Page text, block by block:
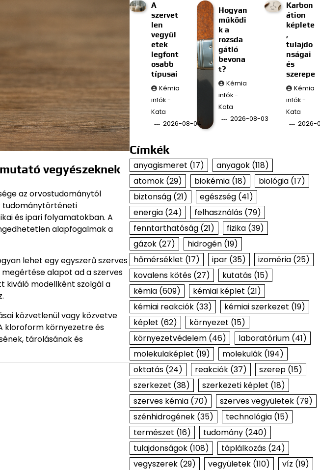
vegyészeknek
az orvostudománytól
tudománytörténeti
és ipari folyamatokban. A
alapfogalmak a
lehet egy egyszerű szerves
alapot ad a szerves
kiváló modellként szolgál a
közvetlenül vagy közvetve
kloroform környezetre és
tárolásának és
A
szervet
len
vegyül
etek
legfont
osabb
típusai
Kémia
infók -
Kata
2026-08-04
Hogyan
működi
k a
rozsda
gátló
bevona
t?
Kémia
infók -
Kata
2026-08-03
Karbon
átion
képlete
,
tulajdo
nságai
és
szerepe
Kémia
infók -
Kata
2026-
Címkék
anyagismeret (17) anyagok(118)
atomok(29) biokémia(18) biológia(17)
biztonság(21) egészség(41)
energia(24) felhasználás(79)
fenntarthatóság(21) fizika(39)
gázok(27) hidrogén(19)
hőmérséklet (17) ipar(35) izoméria(25)
kovalens kötés(27) kutatás(15)
kémia(609) kémiai képlet (21)
kémiai reakciók(33) kémiai szerkezet (19)
képlet (62) környezet (15)
környezetvédelem(46) laboratórium(41)
molekulaképlet (19) molekulák(194)
oktatás(24) reakciók(37) szerep(15)
szerkezet (38) szerkezeti képlet (18)
szerves kémia(70) szerves vegyületek(79)
szénhidrogének(35) technológia(15)
természet (16) tudomány(240)
tulajdonságok(108) táplálkozás(24)
vegyszerek(29) vegyületek(110) víz (19)